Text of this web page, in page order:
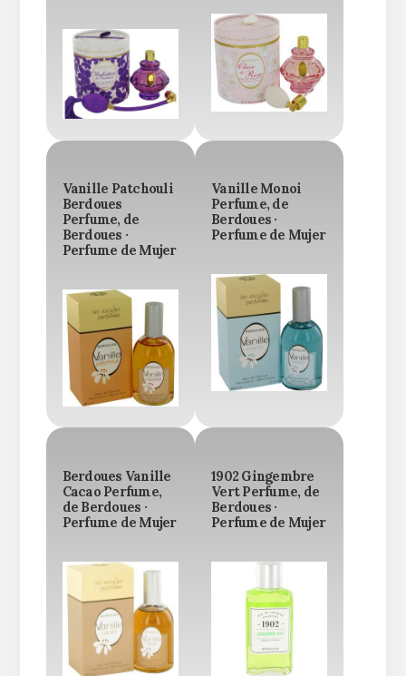
Vanille Patchouli
Berdoues
Perfume, de
Berdoues ·
Perfume de Mujer
Vanille Monoi
Perfume, de
Berdoues ·
Perfume de Mujer
Berdoues Vanille
Cacao Perfume,
de Berdoues ·
Perfume de Mujer
1902 Gingembre
Vert Perfume, de
Berdoues ·
Perfume de Mujer